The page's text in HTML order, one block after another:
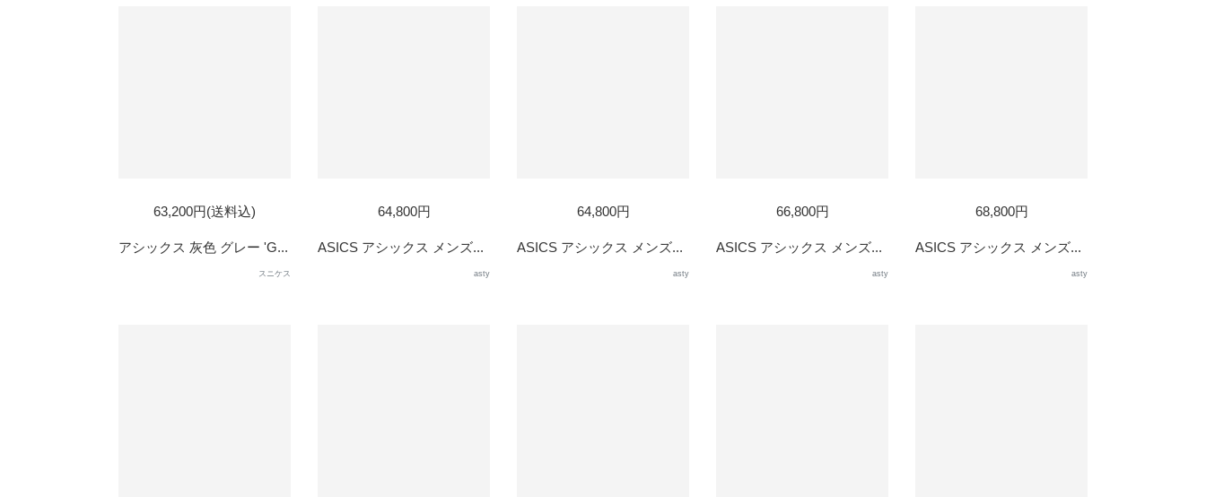
63,200円(送料込)
アシックス 灰色 グレー 'G...
スニケス
64,800円
ASICS アシックス メンズ...
asty
64,800円
ASICS アシックス メンズ...
asty
66,800円
ASICS アシックス メンズ...
asty
68,800円
ASICS アシックス メンズ...
asty